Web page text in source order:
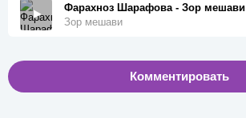
Фарахноз Шарафова - Зор мешави
Зор мешави
Комментировать